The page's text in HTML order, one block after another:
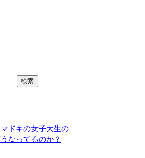
マドキの女子大生の
なってるのか？